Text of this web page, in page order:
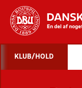
KLUB/HOLD